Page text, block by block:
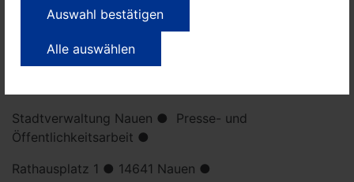
Auswahl bestätigen
Alle auswählen
Weitere Informationen und Pressekontakt:
Stadtverwaltung Nauen ● Presse- und
Öffentlichkeitsarbeit ●
Rathausplatz 1 ● 14641 Nauen ●